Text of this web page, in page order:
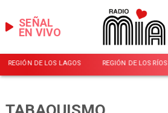
EN VIVO
SEÑAL
REGIÓN DE LOS LAGOS REGIÓN DE LOS RÍOS